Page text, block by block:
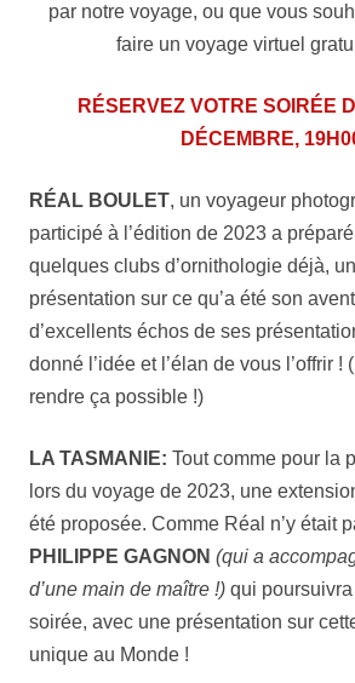
par notre voyage, ou que vous
faire un voyage virtuel
RÉSERVEZ VOTRE SOIRÉE
DÉCEMBRE,
RÉAL BOULET, un voyageur
participé à l’édition de 2023 a
quelques clubs d’ornithologie déjà,
présentation sur ce qu’a été son
d’excellents échos de ses
donné l’idée et l’élan de vous l’offrir !
rendre ça possible !)
LA TASMANIE: Tout comme pour la
lors du voyage de 2023, une
été proposée. Comme Réal n’y était
PHILIPPE GAGNON (qui a
d’une main de maître !) qui
soirée, avec une présentation sur
unique au Monde !